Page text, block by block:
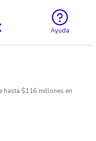
Ayuda
hasta $116 millones en